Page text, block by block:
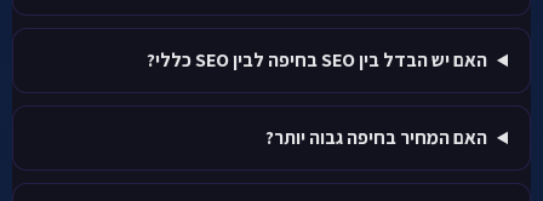
האם יש הבדל בין SEO בחיפה לבין SEO כללי?
האם המחיר בחיפה גבוה יותר?